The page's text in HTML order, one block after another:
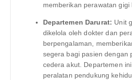
memberikan perawatan
Departemen Darurat: Unit
dikelola oleh dokter dan
berpengalaman,
segera bagi pasien dengan
cedera akut. Departemen
peralatan pendukung